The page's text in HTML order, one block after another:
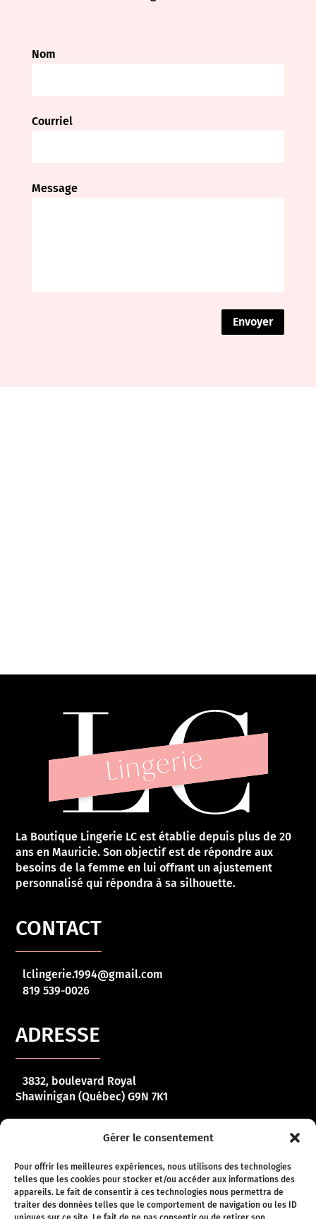
Gérer le consentement
Pour offrir les meilleures expériences, nous utilisons des technologies
telles que les cookies pour stocker et/ou accéder aux informations des
appareils. Le fait de consentir à ces technologies nous permettra de
traiter des données telles que le comportement de navigation ou les ID
Nom
Courriel
Message
Envoyer
La Boutique Lingerie LC est établie depuis plus de 20
ans en Mauricie. Son objectif est de répondre aux
besoins de la femme en lui offrant un ajustement
personnalisé qui répondra à sa silhouette.
CONTACT
lclingerie.1994@gmail.com
819 539-0026
ADRESSE
3832, boulevard Royal
Shawinigan (Québec) G9N 7K1
Lundi – vendredi :10 h 00 – 17 h 00
Samedi :10 h 00 – 16 h 00